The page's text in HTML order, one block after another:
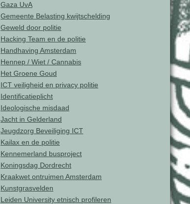
Gaza UvA
Gemeente Belasting kwijtschelding
Geweld door politie
Hacking Team en de politie
Handhaving Amsterdam
Hennep / Wiet / Cannabis
Het Groene Goud
ICT veiligheid en privacy politie
Identificatieplicht
Ideologische misdaad
Jacht in Gelderland
Jeugdzorg Beveiliging ICT
Kailax en de politie
Kennemerland busproject
Koningsdag Dordrecht
Kraakwet ontruimen Amsterdam
Kunstgrasvelden
Leiden University etnisch profileren